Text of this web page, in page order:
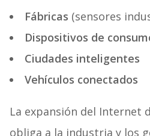
Fábricas (sensores
Dispositivos de
Ciudades inteligentes
Vehículos conectados
La expansión del Internet
obliga a la industria y los